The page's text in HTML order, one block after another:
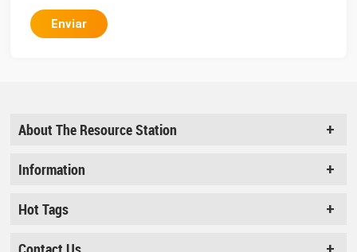
Enviar
About The Resource Station
Information
Hot Tags